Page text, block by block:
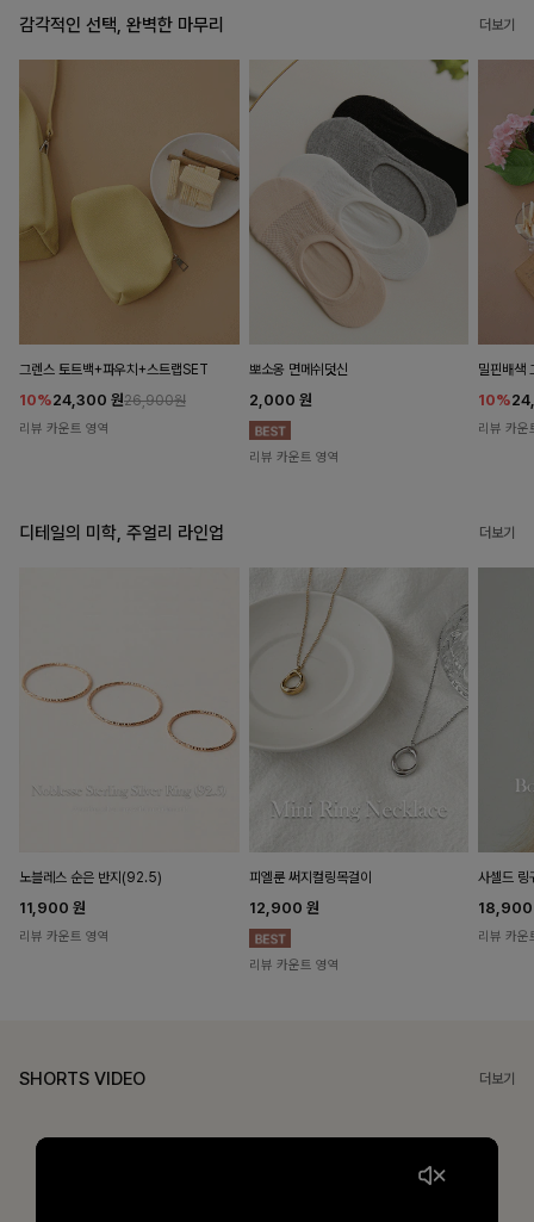
감각적인 선택, 완벽한 마무리 더보기
그렌스 토트백+파우치+스트랩SET
10%24,300 원26,900원
리뷰 카운트 영역
뽀소옹 면메쉬덧신
2,000 원
리뷰 카운트 영역
밀핀배색
10%
리뷰 카운
디테일의 미학, 주얼리 라인업 더보기
노블레스 순은 반지(92.5)
11,900 원
리뷰 카운트 영역
피엘룬 써지컬링목걸이
12,900 원
리뷰 카운트 영역
사셀드 링
리뷰 카운
SHORTS VIDEO 더보기